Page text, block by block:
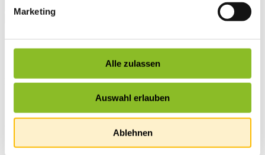
Marketing
Alle zulassen
Auswahl erlauben
Ablehnen
Startseite
Übersicht
News
Großprojekt Bildungszentrum
läuft nach Plan